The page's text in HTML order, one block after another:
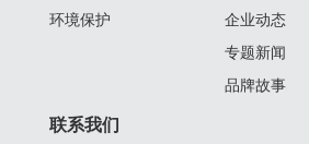
环境保护
企业动态
专题新闻
品牌故事
联系我们